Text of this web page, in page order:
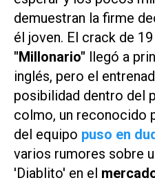
demuestran la firme
él joven. El crack de
"Millonario" llegó a
inglés, pero el
posibilidad dentro del
colmo, un reconocido
del equipo puso en
varios rumores sobre
'Diablito' en el